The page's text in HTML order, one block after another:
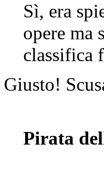
Sì, era
opere ma
classifica
Giusto!
Pirata